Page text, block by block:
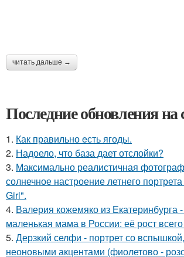
читать дальше →
Последние обновления на
1. Как правильно eсть ягоды.
2. Надоело, что база дает отслойки?
3. Максимально реалистичная
солнечное настроение летнего
Girl".
4. Валерия кожемяко из Екатеринбурга
маленькая мама в России: её рост
5. Дерзкий селфи - портрет со
неоновыми акцентами (фиолетово -